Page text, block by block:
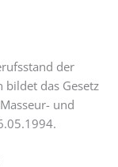
der
bildet das Gesetz
und